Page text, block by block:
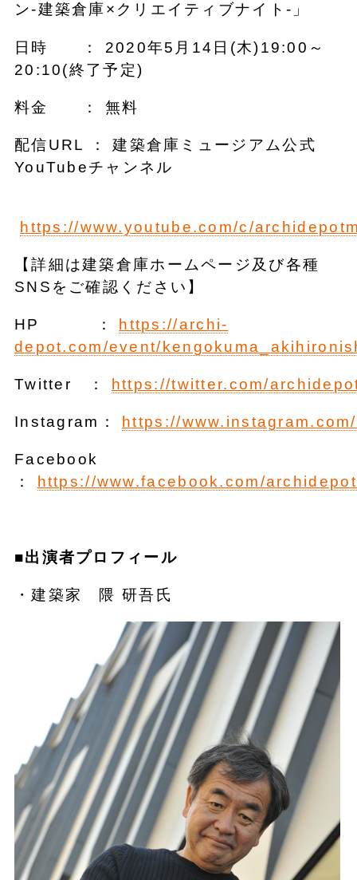
ン-建築倉庫×クリエイティブナイト-」
日時 ： 2020年5月14日(木)19:00～
20:10(終了予定)
料金 ： 無料
配信URL ： 建築倉庫ミュージアム公式
YouTubeチャンネル
https://www.youtube.com/c/
【詳細は建築倉庫ホームページ及び各種
SNSをご確認ください】
HP ：
https://archi-
depot.com/event/
Twitter ： https://twitter.com/
Instagram： https://
Facebook
：
https://www.facebook.com/
■出演者プロフィール
・建築家 隈 研吾氏